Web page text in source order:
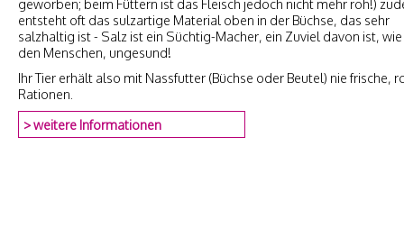
geworben; beim Füttern ist das Fleisch jedoch nicht mehr roh!)
entsteht oft das sulzartige Material oben in der Büchse, das sehr
salzhaltig ist - Salz ist ein Süchtig-Macher, ein Zuviel davon ist,
den Menschen, ungesund!
Ihr Tier erhält also mit Nassfutter (Büchse oder Beutel) nie frische,
Rationen.
> weitere Informationen